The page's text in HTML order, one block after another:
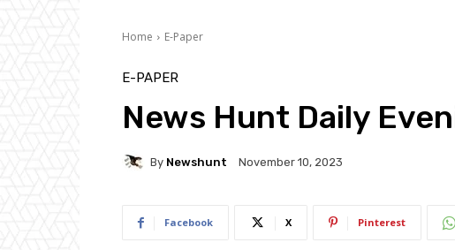
Home E-Paper
E-PAPER
News Hunt Daily
By Newshunt November 10, 2023
Facebook X Pinterest